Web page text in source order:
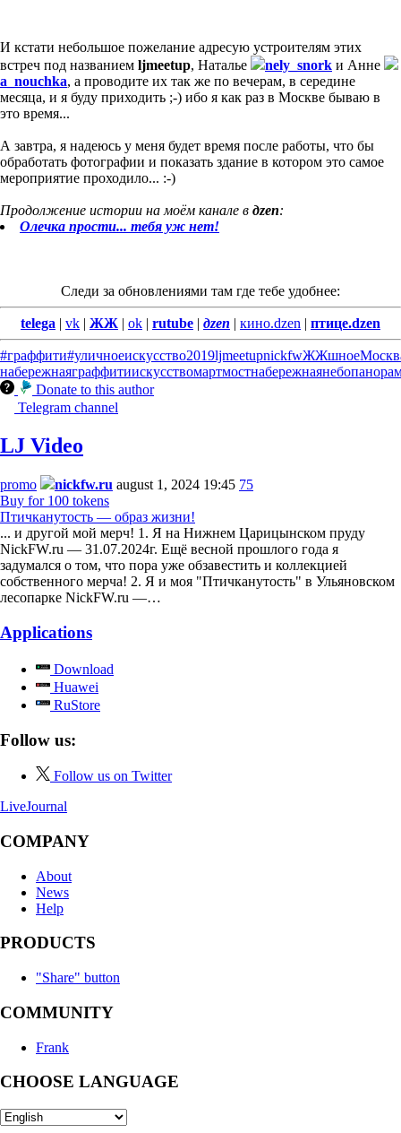
И кстати небольшое пожелание адресую устроителям этих
встреч под названием ljmeetup, Наталье nely_snork и Анне
a_nouchka, а проводите их так же по вечерам, в середине
месяца, и я буду приходить ;-) ибо я как раз в Москве бываю в
это время...
А завтра, я надеюсь у меня будет время после работы, что бы
обработать фотографии и показать здание в котором это самое
мероприятие проходило... :-)
Продолжение истории на моём канале в дzen:
Олечка прости... тебя уж нет!
Следи за обновлениями там где тебе удобнее:
telega | vk | ЖЖ | ok | rutube | дzen | кино.dzen | птице.dzen
#граффити#уличноеискусство2019ljmeetupnickfwЖЖшное
набережнаяграффитиискусствомартмостнабережнаянебо
Donate to this author
Telegram channel
LJ Video
promo nickfw.ru august 1, 2024 19:45 75
Buy for 100 tokens
Птичканутость — образ жизни!
... и другой мой мерч! 1. Я на Нижнем Царицынском пруду
NickFW.ru — 31.07.2024г. Ещё весной прошлого года я
задумался о том, что пора уже обзавестить и коллекцией
собственного мерча! 2. Я и моя "Птичканутость" в Ульяновском
лесопарке NickFW.ru —…
Applications
Download
Huawei
RuStore
Follow us:
Follow us on Twitter
LiveJournal
COMPANY
About
News
Help
PRODUCTS
"Share" button
COMMUNITY
Frank
CHOOSE LANGUAGE